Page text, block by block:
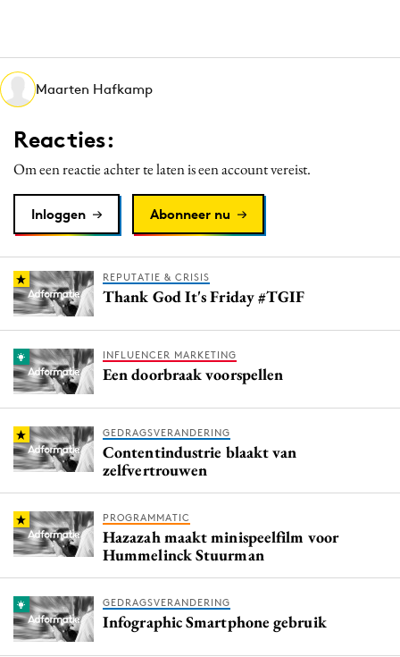
Martech
Media
Merkstrategie
PR
Programmatic
Reputatie & crisis
Maarten Hafkamp
Reacties:
Om een reactie achter te laten is een account vereist.
Inloggen Abonneer nu
REPUTATIE & CRISIS
Thank God It's Friday #TGIF
INFLUENCER MARKETING
Een doorbraak voorspellen
GEDRAGSVERANDERING
Contentindustrie blaakt van
zelfvertrouwen
PROGRAMMATIC
Hazazah maakt minispeelfilm voor
Hummelinck Stuurman
GEDRAGSVERANDERING
Infographic Smartphone gebruik